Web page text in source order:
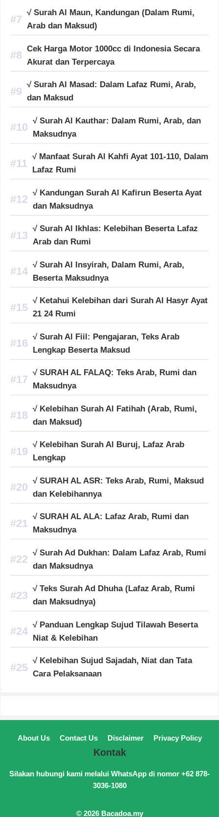
√ Surah Al Maun, Kandungan (Dalam Rumi,
Arab dan Maksud)
Cek Harga Motor 1000cc di Indonesia Secara
Akurat dan Terpercaya
√ Surah Al Masad: Dalam Lafaz Rumi, Arab,
dan Maksud
√ Surah Al Kauthar: Dalam Rumi, Arab, dan
Maksudnya
√ Manfaat Surah Al Kahfi Ayat 101-110, Dalam
Lafaz Rumi
√ Kandungan Surah Al Kafirun Beserta Ayat
dan Maksudnya
√ Surah Al Ikhlas: Kelebihan Beserta Lafaz
Arab dan Rumi
√ Surah Al Insyirah, Dalam Rumi, Arab,
Beserta Maksudnya
√ Ketahui Kelebihan dari Surah Al Hasyr Ayat
21 24 Rumi
√ Surah Al Fiil: Pengajaran, Teks Arab
Lengkap Beserta Maksud
√ SURAH AL FALAQ: Teks Arab, Rumi dan
Maksudnya
√ Kelebihan Surah Al Fatihah (Arab, Rumi,
dan Maksud)
√ Kelebihan Surah Al Buruj, Lafaz Arab
Lengkap
√ SURAH AL ASR: Teks Arab, Rumi, Maksud
dan Kelebihannya
√ SURAH AL ALA: Lafaz Arab, Rumi dan
Maksudnya
√ Surah Ad Dukhan: Dalam Lafaz Arab, Rumi
dan Maksudnya
√ Teks Surah Ad Dhuha (Lafaz Arab, Rumi
dan Maksudnya)
√ Panduan Lengkap Sujud Tilawah Beserta
Niat & Kelebihan
√ Kelebihan Sujud Sajadah, Niat dan Tata
Cara Pelaksanaan
About Us Contact Us Disclaimer Privacy Policy
Kontak
Silakan hubungi kami melalui WhatsApp di nomor +62 878-
3036-1080
© 2026 Bacadoa.my